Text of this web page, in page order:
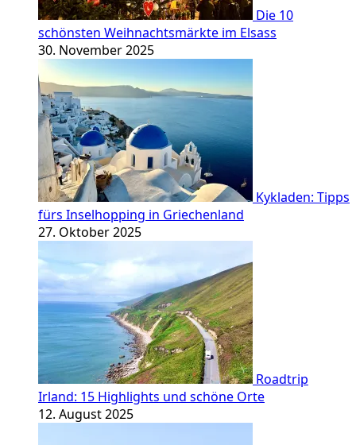
Die 10
schönsten Weihnachtsmärkte im Elsass
30. November 2025
Kykladen: Tipps
fürs Inselhopping in Griechenland
27. Oktober 2025
Roadtrip
Irland: 15 Highlights und schöne Orte
12. August 2025